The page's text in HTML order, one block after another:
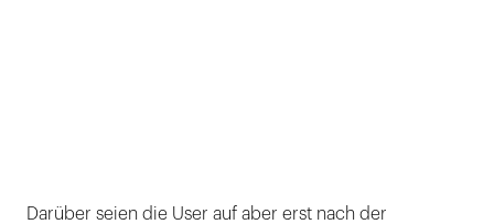
Darüber seien die User auf aber erst nach der